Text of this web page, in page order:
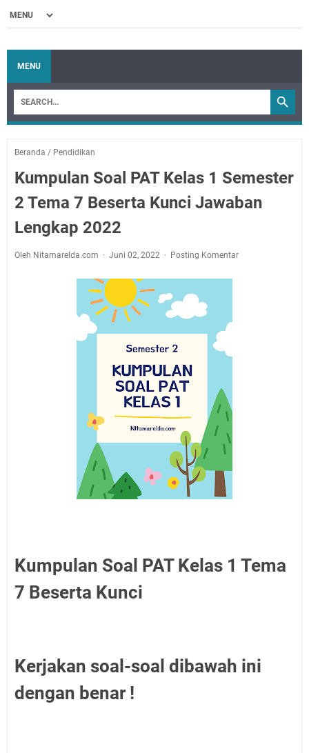
MENU
Beranda / Pendidikan
Kumpulan Soal PAT Kelas 1 Semester
2 Tema 7 Beserta Kunci Jawaban
Lengkap 2022
Oleh Nitamarelda.com Juni 02, 2022 Posting Komentar
Kumpulan Soal PAT Kelas 1 Tema
7 Beserta Kunci
Kerjakan soal-soal dibawah ini
dengan benar !